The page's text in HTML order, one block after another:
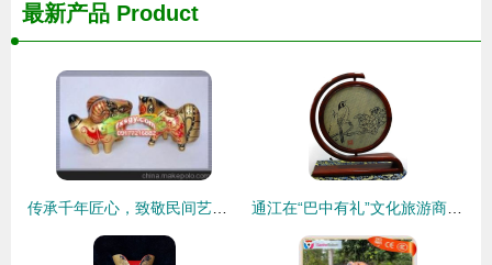
最新产品 Product